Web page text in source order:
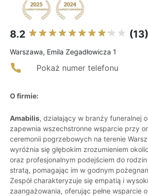
8.2 (13)
Warszawa, Emila Zegadłowicza 1
Pokaż numer telefonu
O firmie:
Amabilis, działający w branży funeralnej
zapewnia wszechstronne wsparcie przy
ceremonii pogrzebowych na terenie
wyróżnia się głębokim zrozumieniem
oraz profesjonalnym podejściem do
stratą, pomagając im w godnym
Zespół charakteryzuje się empatią i
zaangażowania, oferując pełne wsparcie